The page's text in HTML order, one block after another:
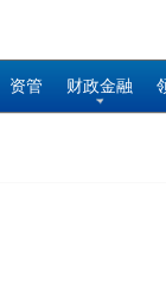
资管 财政金融